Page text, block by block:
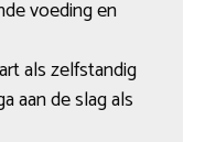
voeding en
als zelfstandig
aan de slag als